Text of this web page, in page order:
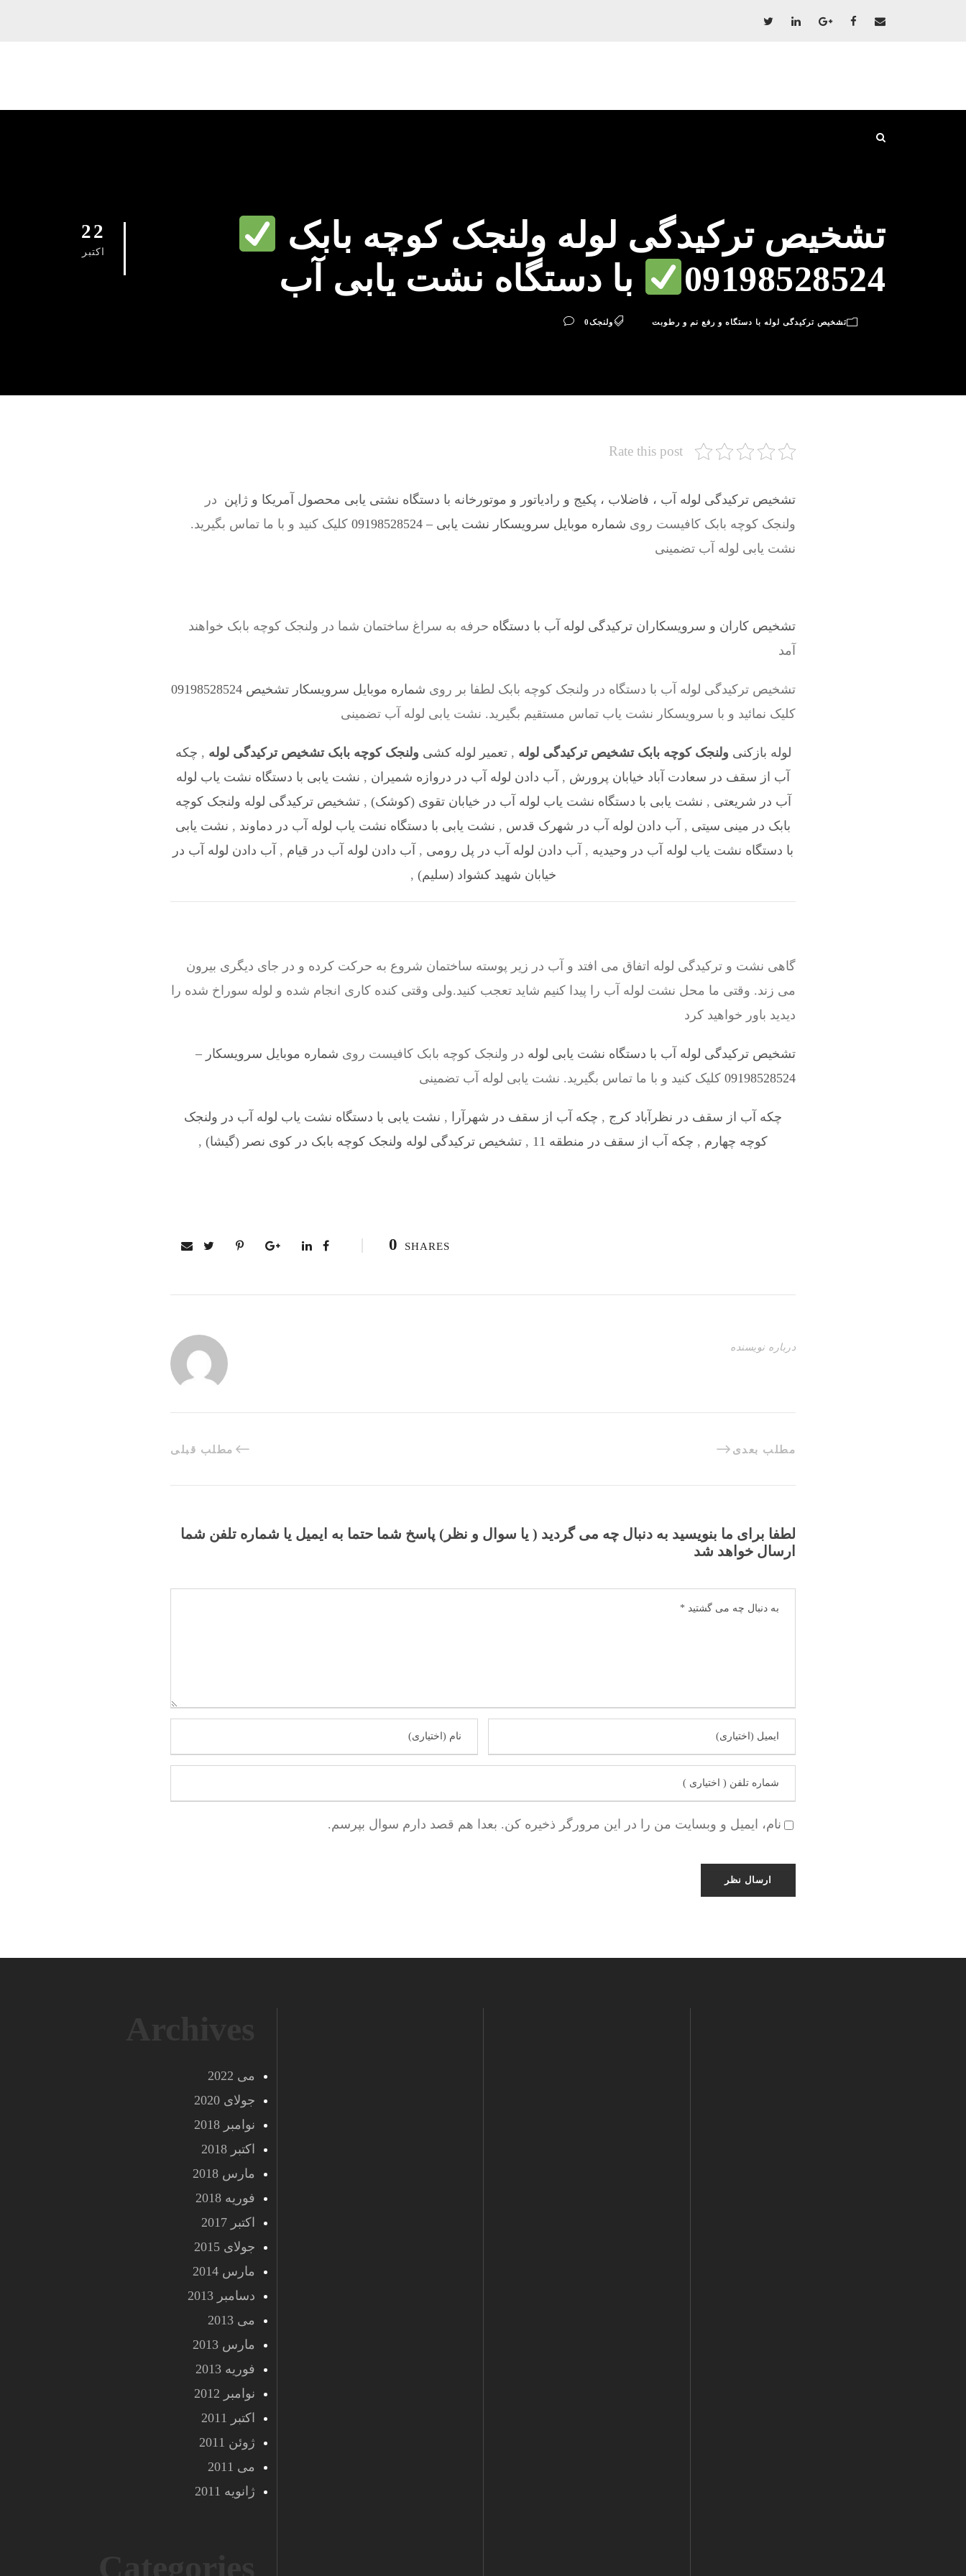
22
اکتبر
تشخیص ترکیدگی لوله ولنجک کوچه بابک
09198528524
با دستگاه نشت یابی آب
تشخیص ترکیدگی لوله با دستگاه و رفع نم و رطوبت ولنجک0
Rate this post
تشخیص ترکیدگی لوله آب ، فاضلاب ، پکیج و رادیاتور و موتورخانه با دستگاه نشتی یابی محصول آمریکا و ژاپن در
ولنجک کوچه بابک کافیست روی شماره موبایل سرویسکار نشت یابی – 09198528524
کلیک کنید و با ما تماس بگیرید.
نشت یابی لوله آب تضمینی
تشخیص کاران و سرویسکاران ترکیدگی لوله آب با دستگاه حرفه به سراغ ساختمان شما در ولنجک کوچه بابک خواهند
آمد
تشخیص ترکیدگی لوله آب با دستگاه در ولنجک کوچه بابک لطفا بر روی شماره موبایل سرویسکار تشخیص 09198528524
کلیک نمائید و با سرویسکار نشت یاب تماس مستقیم بگیرید. نشت یابی لوله آب تضمینی
لوله بازکنی ولنجک کوچه بابک تشخیص ترکیدگی لوله ,تعمیر لوله کشی ولنجک کوچه بابک تشخیص ترکیدگی لوله , چکه
آب از سقف در سعادت آباد خیابان پرورش , آب دادن لوله آب در دروازه شمیران , نشت یابی با دستگاه نشت یاب لوله
آب در شریعتی , نشت یابی با دستگاه نشت یاب لوله آب در خیابان تقوی (کوشک) ,تشخیص ترکیدگی لوله ولنجک کوچه
بابک در مینی سیتی , آب دادن لوله آب در شهرک قدس , نشت یابی با دستگاه نشت یاب لوله آب در دماوند , نشت یابی
با دستگاه نشت یاب لوله آب در وحیدیه , آب دادن لوله آب در پل رومی , آب دادن لوله آب در قیام , آب دادن لوله آب در
خیابان شهید کشواد (سلیم) ,
گاهی نشت و ترکیدگی لوله اتفاق می افتد و آب در زیر پوسته ساختمان شروع به حرکت کرده و در جای دیگری بیرون
می زند. وقتی ما محل نشت لوله آب را پیدا کنیم شاید تعجب کنید.ولی وقتی کنده کاری انجام شده و لوله سوراخ شده را
دیدید باور خواهید کرد
تشخیص ترکیدگی لوله آب با دستگاه نشت یابی لوله در ولنجک کوچه بابک کافیست روی شماره موبایل سرویسکار –
09198528524 کلیک کنید و با ما تماس بگیرید. نشت یابی لوله آب تضمینی
چکه آب از سقف در نظرآباد کرج , چکه آب از سقف در شهرآرا , نشت یابی با دستگاه نشت یاب لوله آب در ولنجک
کوچه چهارم , چکه آب از سقف در منطقه 11 , تشخیص ترکیدگی لوله ولنجک کوچه بابک در کوی نصر (گیشا) ,
0 SHARES
درباره نویسنده
مطلب قبلی مطلب بعدی
لطفا برای ما بنویسید به دنبال چه می گردید ( یا سوال و نظر) پاسخ شما حتما به ایمیل یا شماره تلفن شما
ارسال خواهد شد
نام، ایمیل و وبسایت من را در این مرورگر ذخیره کن. بعدا هم قصد دارم سوال بپرسم.
می 2022
جولای 2020
نوامبر 2018
اکتبر 2018
مارس 2018
فوریه 2018
اکتبر 2017
جولای 2015
مارس 2014
دسامبر 2013
می 2013
مارس 2013
فوریه 2013
نوامبر 2012
اکتبر 2011
ژوئن 2011
می 2011
ژانویه 2011